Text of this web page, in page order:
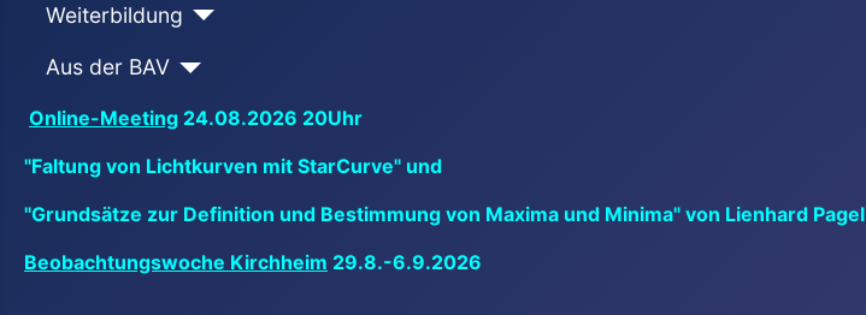
Weiterbildung
Aus der BAV
Online-Meeting 24.08.2026 20Uhr
"Faltung von Lichtkurven mit StarCurve" und
"Grundsätze zur Definition und Bestimmung von Maxima und Minima" von Lienhard Pagel
Beobachtungswoche Kirchheim 29.8.-6.9.2026